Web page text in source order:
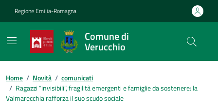
Regione Emilia-Romagna
Comune di
Verucchio
Contenuti in evidenza
Home / Novità / comunicati
/ Ragazzi “invisibili”, fragilità emergenti e famiglie da sostenere: la
Valmarecchia rafforza il suo scudo sociale